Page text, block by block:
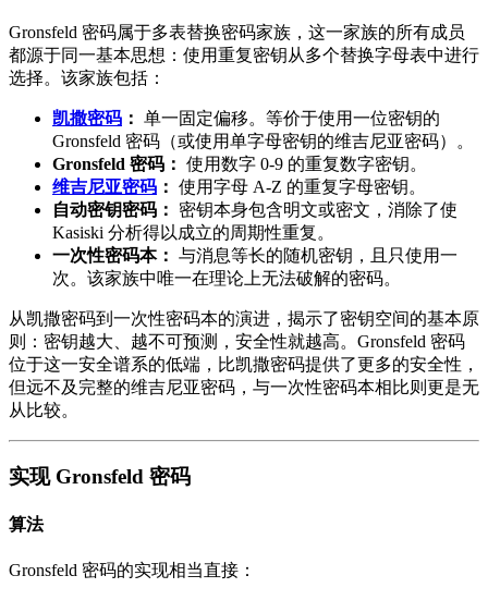
Gronsfeld 密码属于多表替换密码家族，这一家族的所有成员
都源于同一基本思想：使用重复密钥从多个替换字母表中进行
选择。该家族包括：
凯撒密码 ： 单一固定偏移。等价于使用一位密钥的
Gronsfeld 密码（或使用单字母密钥的维吉尼亚密码）。
Gronsfeld 密码： 使用数字 0-9 的重复数字密钥。
维吉尼亚密码 ： 使用字母 A-Z 的重复字母密钥。
自动密钥密码：
密钥本身包含明文或密文，消除了使
Kasiski 分析得以成立的周期性重复。
一次性密码本： 与消息等长的随机密钥，且只使用一
次。该家族中唯一在理论上无法破解的密码。
从凯撒密码到一次性密码本的演进，揭示了密钥空间的基本原
则：密钥越大、越不可预测，安全性就越高。Gronsfeld 密码
位于这一安全谱系的低端，比凯撒密码提供了更多的安全性，
但远不及完整的维吉尼亚密码，与一次性密码本相比则更是无
从比较。
实现 Gronsfeld 密码
算法
Gronsfeld 密码的实现相当直接：